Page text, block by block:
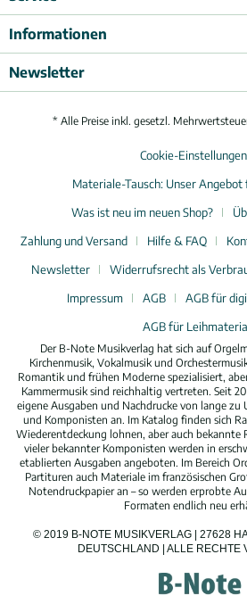
Informationen
Newsletter
* Alle Preise inkl. gesetzl.
Cookie-Einstellungen
Materiale-Tausch: Unser
Was ist neu im neuen Shop?
Zahlung und Versand
Hilfe & FAQ
Newsletter
Widerrufsrecht als
Impressum
AGB
AGB für
AGB für
Der B-Note Musikverlag hat sich auf
Kirchenmusik, Vokalmusik und
Romantik und frühen Moderne spezialisiert,
Kammermusik sind reichhaltig vertreten. Seit
eigene Ausgaben und Nachdrucke von lange zu
und Komponisten an. Im Katalog finden sich
Wiederentdeckung lohnen, aber auch bekannte
vieler bekannter Komponisten werden in
etablierten Ausgaben angeboten. Im Bereich
Partituren auch Materiale im französischen
Notendruckpapier an – so werden erprobte
Formaten endlich neu
© 2019 B-NOTE MUSIKVERLAG | 27628
DEUTSCHLAND | ALLE RECHTE